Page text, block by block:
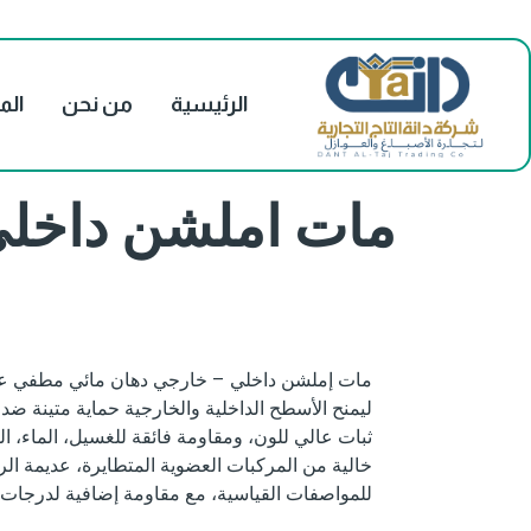
الرئيسية من نحن
مات املشن
مات إملشن داخلي – خارجي دهان مائي مطفي
ليمنح الأسطح الداخلية والخارجية حماية متينة
ثبات عالي للون، ومقاومة فائقة للغسيل، الماء،
خالية من المركبات العضوية المتطايرة، عديمة
للمواصفات القياسية، مع مقاومة إضافية